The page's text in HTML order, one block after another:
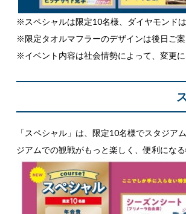
※スペシャルは限定10名様、ダイヤモンド
※限定タオルマフラーのデザインは後日ご案
※イベント内容は社会情勢によって、変更
「スペシャル」は、限定10名様でスタジア
ジアムでの観戦がもっと楽しく、便利にな